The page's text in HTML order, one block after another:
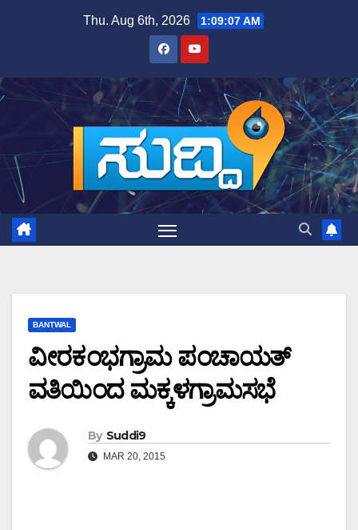
Thu. Aug 6th, 2026 1:09:08 AM
BANTWAL
ವೀರಕಂಭಗ್ರಾಮ ಪಂಚಾಯತ್
ವತಿಯಿಂದ ಮಕ್ಕಳಗ್ರಾಮಸಭೆ
By Suddi9
MAR 20, 2015